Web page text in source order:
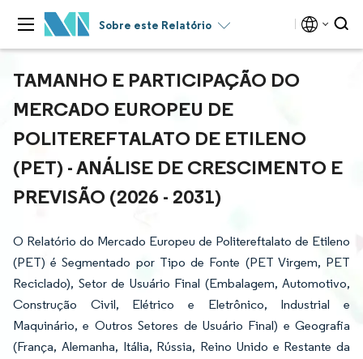
Sobre este Relatório
TAMANHO E PARTICIPAÇÃO DO
MERCADO EUROPEU DE
POLITEREFTALATO DE ETILENO
(PET) - ANÁLISE DE CRESCIMENTO E
PREVISÃO (2026 - 2031)
O Relatório do Mercado Europeu de Politereftalato de Etileno
(PET) é Segmentado por Tipo de Fonte (PET Virgem, PET
Reciclado), Setor de Usuário Final (Embalagem, Automotivo,
Construção Civil, Elétrico e Eletrônico, Industrial e
Maquinário, e Outros Setores de Usuário Final) e Geografia
(França, Alemanha, Itália, Rússia, Reino Unido e Restante da